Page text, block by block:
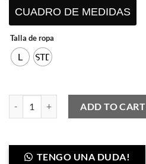
CUADRO DE MEDIDAS
Talla de ropa
L STD
ADD TO CART
TENGO UNA DUDA!